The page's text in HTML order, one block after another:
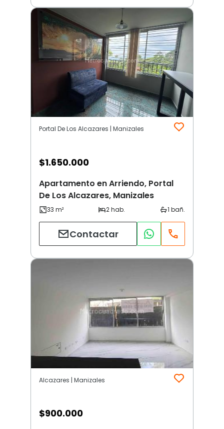
Portal De Los Alcazares | Manizales
$1.650.000
Apartamento en Arriendo, Portal
De Los Alcazares, Manizales
Contactar
Alcazares | Manizales
$900.000